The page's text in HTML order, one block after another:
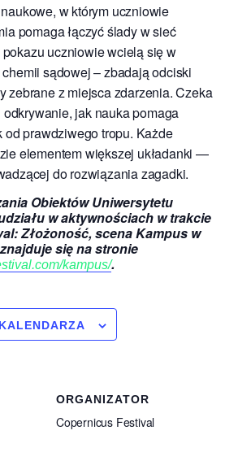
w którym uczniowie
pomaga łączyć ślady w sieć
uczniowie wcielą się w
chemii sądowej – zbadają odciski
zebrane z miejsca zdarzenia. Czeka
jak nauka pomaga
prawdziwego tropu. Każde
elementem większej układanki —
do rozwiązania zagadki.
Obiektów Uniwersytetu
w aktywnościach w trakcie
Złożoność, scena Kampus w
się na stronie
kampus/.
ORGANIZATOR
Copernicus Festival